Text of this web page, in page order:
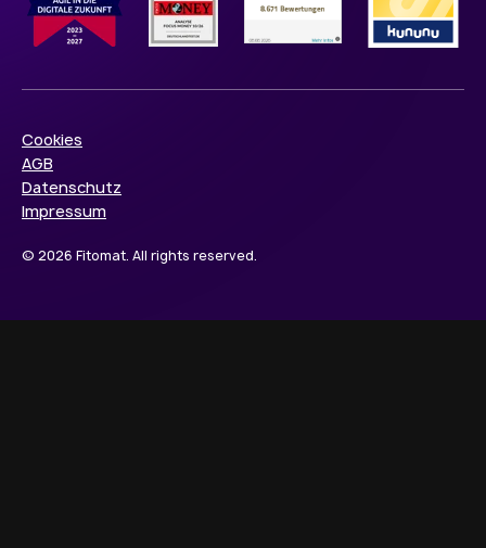
© 2026 Fitomat. All rights reserved.
Cookies
AGB
Datenschutz
Impressum